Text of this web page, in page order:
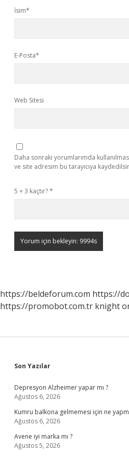
İsim*
E-Posta*
Web Sitesi
Daha sonraki yorumlarımda
ve site adresim bu tarayıcıya
5 + 3 kaçtır?*
https://beldeforum.com https://
https://promobot.com.tr knight
Sidebar
Son Yazılar
Depresyon Alzheimer yapar mı ?
Ağustos 6, 2026
Kumru balkona gelmemesi için ne
Ağustos 6, 2026
Avene iyi marka mı ?
Ağustos 5, 2026